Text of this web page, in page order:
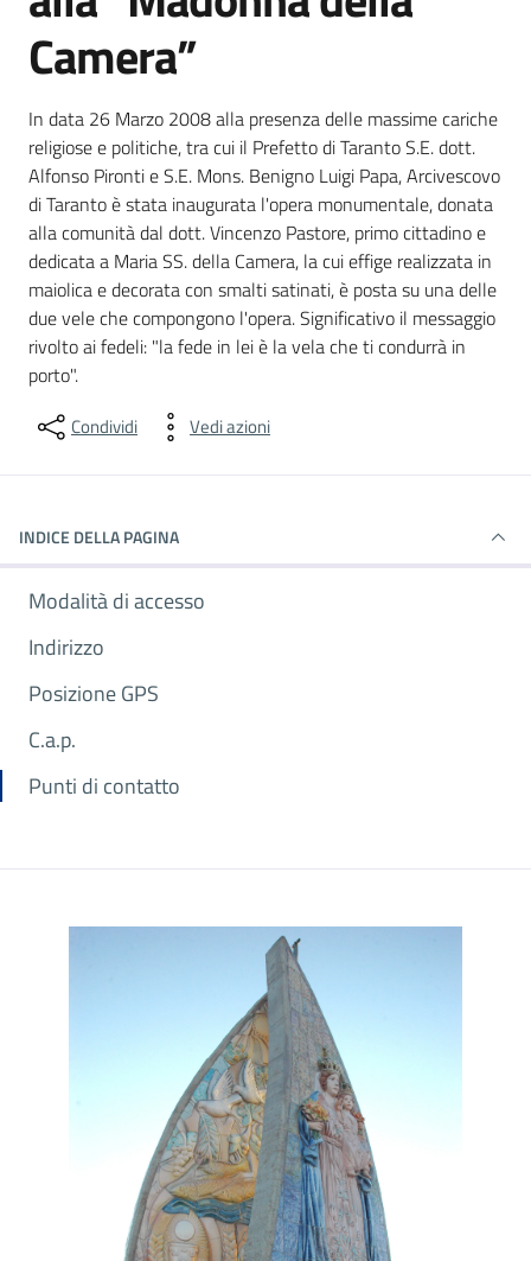
Camera”
Dettagli del luogo
In data 26 Marzo 2008 alla presenza delle massime cariche
religiose e politiche, tra cui il Prefetto di Taranto S.E. dott.
Alfonso Pironti e S.E. Mons. Benigno Luigi Papa, Arcivescovo
di Taranto è stata inaugurata l'opera monumentale, donata
alla comunità dal dott. Vincenzo Pastore, primo cittadino e
dedicata a Maria SS. della Camera, la cui effige realizzata in
maiolica e decorata con smalti satinati, è posta su una delle
due vele che compongono l'opera. Significativo il messaggio
rivolto ai fedeli: "la fede in lei è la vela che ti condurrà in
porto".
Condividi Vedi azioni
INDICE DELLA PAGINA
Modalità di accesso
Indirizzo
Posizione GPS
C.a.p.
Punti di contatto